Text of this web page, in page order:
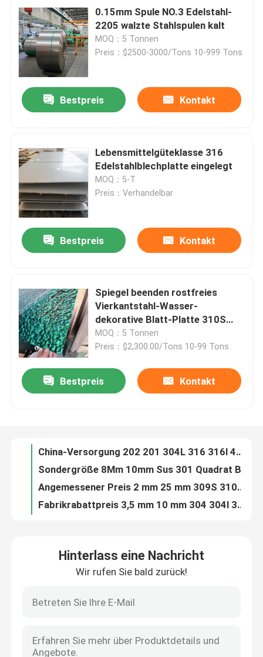
Zu Hause
Produkte
Videos
Werksbesichtigung
Qualitätskontrolle
Bitte um ein Angebot
Edelstahlstreifen
0.15mm Spule NO.3 Edelstahl-
2205 walzte Stahlspulen kalt
MOQ：5 Tonnen
Preis：$2500-3000/Tons 10-999 Tons
Bestpreis Kontakt
Lebensmittelgüteklasse 316
Edelstahlblechplatte eingelegt
MOQ：5-T
Preis：Verhandelbar
Bestpreis Kontakt
Spiegel beenden rostfreies
Vierkantstahl-Wasser-
dekorative Blatt-Platte 310S
316 316L 416 1.5Mm
MOQ：5 Tonnen
Preis：$2,300.00/Tons 10-99 Tons
Bestpreis Kontakt
China-Versorgung 202 201 304L 316 316l 420 430 904l polierte Edelstahl-Vierkant-Lieferanten
Liefern Sie direkt ab Werk 6 mm 12 mm 304 316l 410 416 420 430 Edelstahl-Vierkantlager
Niedriger Preis 10mm 20Mm 304 316 316l 410 431 Edelstahl-Quadrat-Rod-Stangen-Lieferanten
Hinterlass eine Nachricht
Wir rufen Sie bald zurück!